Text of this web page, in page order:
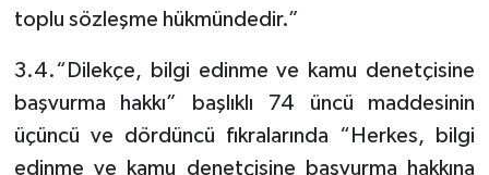
toplu sözleşme hükmündedir.”
3.4.“Dilekçe, bilgi edinme ve kamu denetçisine
başvurma hakkı” başlıklı 74 üncü maddesinin
üçüncü ve dördüncü fıkralarında “Herkes, bilgi
edinme ve kamu denetçisine başvurma hakkına